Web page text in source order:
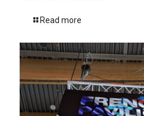
Read more